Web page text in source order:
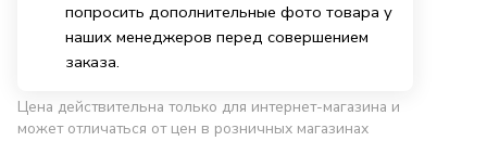
попросить дополнительные фото товара у
наших менеджеров перед совершением
заказа.
Цена действительна только для интернет-магазина и
может отличаться от цен в розничных магазинах